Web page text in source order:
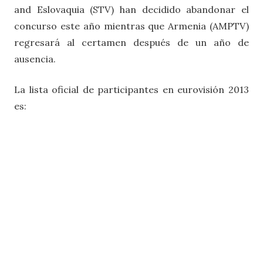
and Eslovaquia (STV) han decidido abandonar el
concurso este año mientras que Armenia (AMPTV)
regresará al certamen después de un año de
ausencia.
La lista oficial de participantes en eurovisión 2013
es: